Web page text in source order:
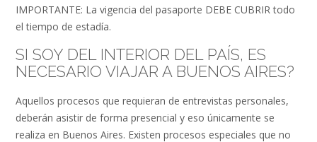
IMPORTANTE: La vigencia del pasaporte DEBE CUBRIR todo
el tiempo de estadía.
SI SOY DEL INTERIOR DEL PAÍS, ES
NECESARIO VIAJAR A BUENOS AIRES?
Aquellos procesos que requieran de entrevistas personales,
deberán asistir de forma presencial y eso únicamente se
realiza en Buenos Aires. Existen procesos especiales que no